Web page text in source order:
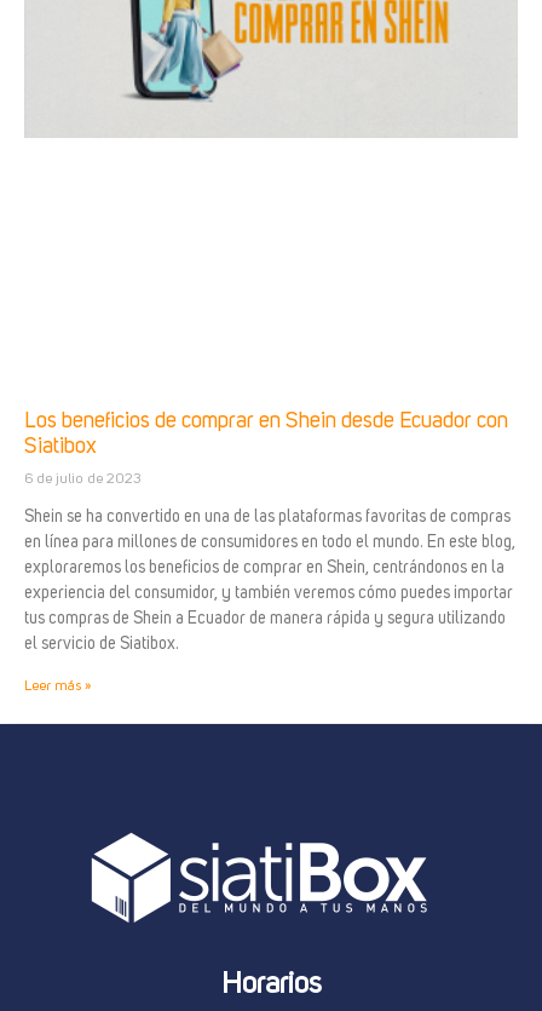
Los beneficios de comprar en Shein desde Ecuador con
Siatibox
6 de julio de 2023
Shein se ha convertido en una de las plataformas favoritas de compras
en línea para millones de consumidores en todo el mundo. En este blog,
exploraremos los beneficios de comprar en Shein, centrándonos en la
experiencia del consumidor, y también veremos cómo puedes importar
tus compras de Shein a Ecuador de manera rápida y segura utilizando
el servicio de Siatibox.
Leer más »
Horarios